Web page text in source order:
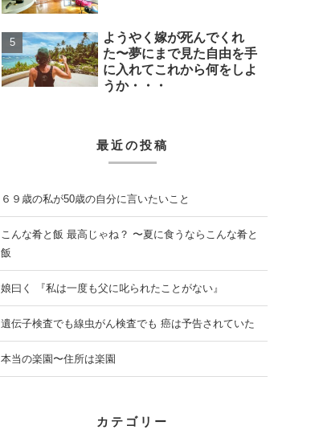
ようやく嫁が死んでくれ
た〜夢にまで見た自由を手
に入れてこれから何をしよ
うか・・・
最近の投稿
６９歳の私が50歳の自分に言いたいこと
こんな肴と飯 最高じゃね？ 〜夏に食うならこんな肴と
飯
娘曰く 『私は一度も父に叱られたことがない』
遺伝子検査でも線虫がん検査でも 癌は予告されていた
本当の楽園〜住所は楽園
カテゴリー